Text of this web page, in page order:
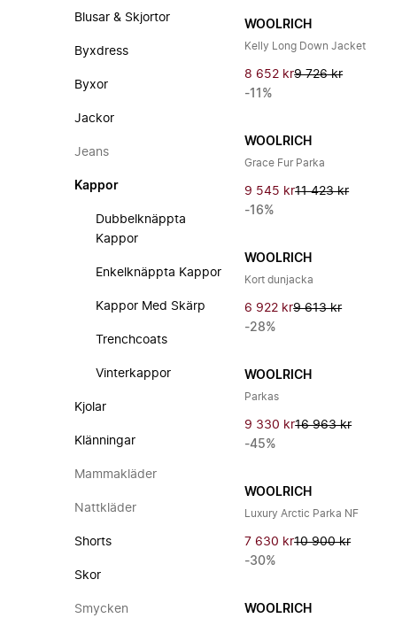
Blusar & Skjortor
Byxdress
Byxor
Jackor
Jeans
Kappor
Dubbelknäppta
Kappor
Enkelknäppta Kappor
Kappor Med Skärp
Trenchcoats
Vinterkappor
Kjolar
Klänningar
Mammakläder
Nattkläder
Shorts
Skor
Smycken
WOOLRICH
Kelly Long Down Jacket
8 652 kr9 726 kr
-11%
WOOLRICH
Grace Fur Parka
9 545 kr11 423 kr
-16%
WOOLRICH
Kort dunjacka
6 922 kr9 613 kr
-28%
WOOLRICH
Parkas
9 330 kr16 963 kr
-45%
WOOLRICH
Luxury Arctic Parka NF
7 630 kr10 900 kr
-30%
WOOLRICH